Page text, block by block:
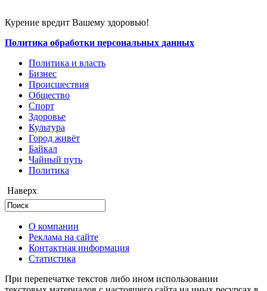
Курение вредит Вашему здоровью!
Политика обработки персональных данных
Политика и власть
Бизнес
Происшествия
Общество
Cпорт
Здоровье
Культура
Город живёт
Байкал
Чайный путь
Политика
Наверх
О компании
Реклама на сайте
Контактная информация
Статистика
При перепечатке текстов либо ином использовании